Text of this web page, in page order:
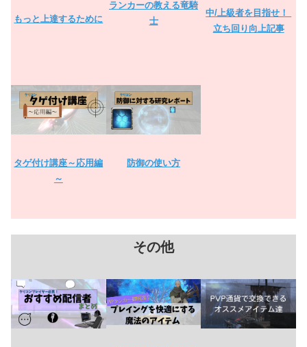
もっと上達するために
ランカーの教える竜騎
士
中/上級者を目指せ！
立ち回り向上記事
タゲ付け講座～応用編
～
防御の使い方
その他